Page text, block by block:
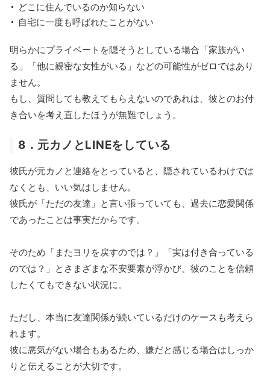
どこに住んでいるのか知らない
自宅に一度も呼ばれたことがない
明らかにプライベートを隠そうとしている場合「家族がい
る」「他に親密な女性がいる」などの可能性がゼロではあり
ません。
もし、質問しても教えてもらえないのであれは、彼とのお付
き合いを考え直したほうが無難でしょう。
8．元カノとLINEをしている
彼氏が元カノと連絡をとっていると、隠されているわけでは
なくとも、いい気はしません。
彼氏が「ただの友達」と言い張っていても、過去に恋愛関係
であったことは事実だからです。
そのため「またヨリを戻すのでは？」「実は付き合っている
のでは？」とさまざまな不安要素が浮かび、彼のことを信頼
したくてもできない状況に。
ただし、本当に友達関係が続いているだけのケースも考えら
れます。
彼に悪気がない場合もあるため、嫌だと感じる場合はしっか
りと伝えることが大切です。